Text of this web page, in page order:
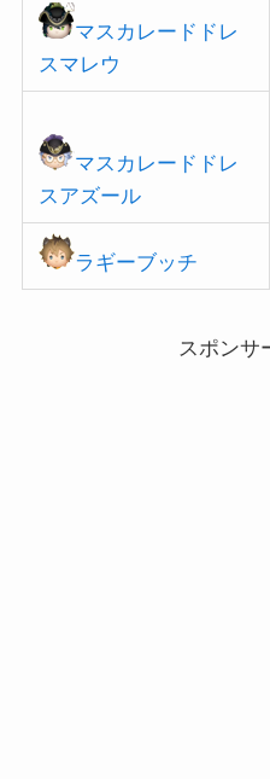
マスカレードドレ
スマレウ
マスカレードドレ
スアズール
ラギーブッチ
スポンサ